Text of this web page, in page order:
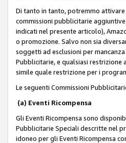
Di tanto in tanto, potremmo
commissioni pubblicitarie
indicati nel presente articolo),
o promozione. Salvo non sia
soggetti ad esclusioni per
Pubblicitarie, e qualsiasi restrizione
simile quale restrizione per i
Le seguenti Commissioni
(a) Eventi Ricompensa
Gli Eventi Ricompensa sono
Pubblicitarie Speciali descritte nel
idoneo per gli Eventi Ricompensa